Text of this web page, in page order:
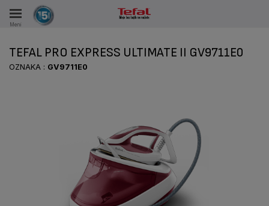
Meni
TOKOM 15 GODINA
TEFAL PRO EXPRESS ULTIMATE II GV9711E0
OZNAKA : GV9711E0